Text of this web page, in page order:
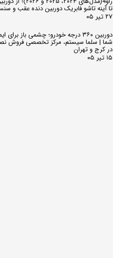
تا آینه تاشو فابریک دوربین دنده عقب و
۲۷ تیر ۰۵
دوربین ۳۶۰ درجه خودرو؛ چشمی باز
شما | سلما سیستم، مرکز تخصصی فروش
در کرج و تهران
۱۵ تیر ۰۵